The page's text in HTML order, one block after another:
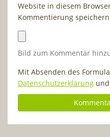
Website in diesem
Kommentierung
Bild zum Kommentar
Mit Absenden des
Datenschutzerklärung